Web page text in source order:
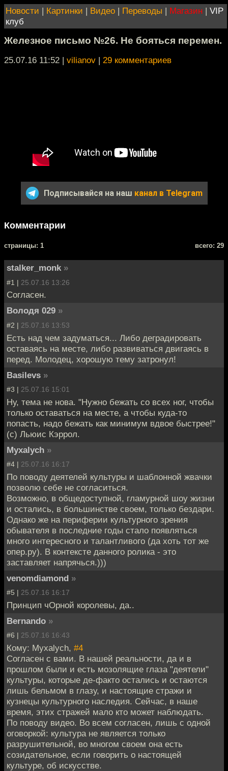
Новости | Картинки | Видео | Переводы | Магазин | VIP
клуб
Железное письмо №26. Не бояться перемен.
25.07.16 11:52 | vilianov | 29 комментариев
Подписывайся на наш канал в Telegram
Комментарии
cтраницы: 1 всего: 29
stalker_monk »
#1 | 25.07.16 13:26
Согласен.
Володя 029 »
#2 | 25.07.16 13:53
Есть над чем задуматься... Либо деградировать
оставаясь на месте, либо развиваться двигаясь в
перед. Молодец, хорошую тему затронул!
Basilevs »
#3 | 25.07.16 15:01
Ну, тема не нова. "Нужно бежать со всех ног, чтобы
только оставаться на месте, а чтобы куда-то
попасть, надо бежать как минимум вдвое быстрее!"
(с) Льюис Кэррол.
Myxalych »
#4 | 25.07.16 16:17
По поводу деятелей культуры и шаблонной жвачки
позволю себе не согласиться.
Возможно, в общедоступной, гламурной шоу жизни
и остались, в большинстве своем, только бездари.
Однако же на периферии культурного зрения
обывателя в последние годы стало появляться
много интересного и талантливого (да хоть тот же
опер.ру). В контексте данного ролика - это
заставляет напрячься.)))
venomdiamond »
#5 | 25.07.16 16:17
Принцип чОрной королевы, да..
Bernando »
#6 | 25.07.16 16:43
Кому: Myxalych, #4
Согласен с вами. В нашей реальности, да и в
прошлом были и есть мозолящие глаза "деятели"
культуры, которые де-факто остались и остаются
лишь бельмом в глазу, и настоящие стражи и
кузнецы культурного наследия. Сейчас, в наше
время, этих стражей мало кто может наблюдать.
По поводу видео. Во всем согласен, лишь с одной
оговоркой: культура не является только
разрушительной, во многом своем она есть
созидательное, если говорить о настоящей
культуре, об искусстве.